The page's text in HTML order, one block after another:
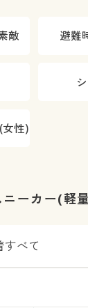
敵 避難
性)
ーカー(軽
すべて